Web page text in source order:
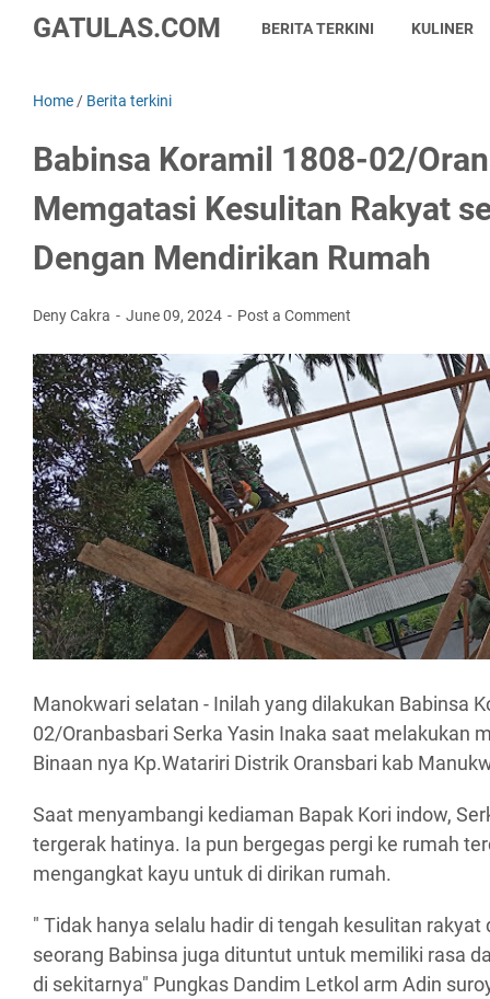
GATULAS.COM BERITA TERKINI KULINER
Home / Berita terkini
Babinsa Koramil 1808-02/
Memgatasi Kesulitan Rakyat
Dengan Mendirikan Rumah
Deny Cakra June 09, 2024 Post a Comment
Manokwari selatan - Inilah yang dilakukan Babinsa
02/Oranbasbari Serka Yasin Inaka saat melakukan
Binaan nya Kp.Watariri Distrik Oransbari kab
Saat menyambangi kediaman Bapak Kori indow,
tergerak hatinya. Ia pun bergegas pergi ke rumah
mengangkat kayu untuk di dirikan rumah.
" Tidak hanya selalu hadir di tengah kesulitan rakyat
seorang Babinsa juga dituntut untuk memiliki rasa
di sekitarnya" Pungkas Dandim Letkol arm Adin